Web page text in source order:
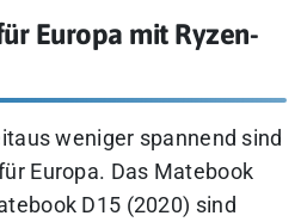
Europa mit Ryzen-
weniger spannend sind
Europa. Das Matebook
D15 (2020) sind